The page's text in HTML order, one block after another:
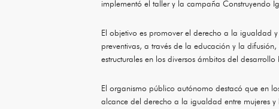
implementó el taller y la campaña Construyendo
El objetivo es promover el derecho a la igualdad
preventivas, a través de la educación y la
estructurales en los diversos ámbitos del desarrollo
El organismo público autónomo destacó que en
alcance del derecho a la igualdad entre mujeres